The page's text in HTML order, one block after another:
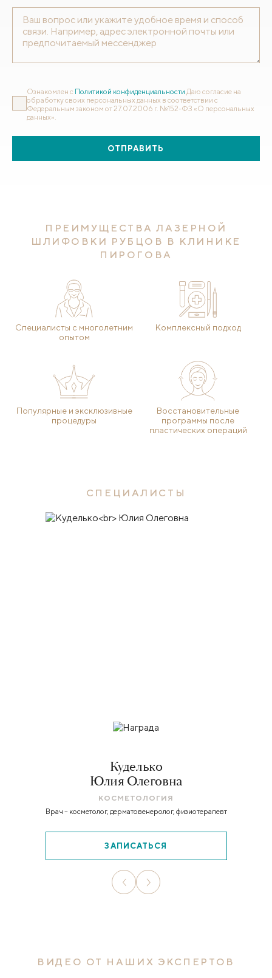
Ознакомлен с Политикой конфиденциальности Даю согласие на
обработку своих персональных данных в соответствии с
Федеральным законом от 27.07.2006 г. №152-ФЗ «О персональных
данных».
ОТПРАВИТЬ
ПРЕИМУЩЕСТВА ЛАЗЕРНОЙ
ШЛИФОВКИ РУБЦОВ В КЛИНИКЕ
ПИРОГОВА
Специалисты с многолетним
опытом
Комплексный подход
Популярные и эксклюзивные
процедуры
Восстановительные
программы после
пластических операций
СПЕЦИАЛИСТЫ
Куделько
Юлия Олеговна
КОСМЕТОЛОГИЯ
Врач – косметолог, дерматовенеролог, физиотерапевт
ЗАПИСАТЬСЯ
ВИДЕО ОТ НАШИХ ЭКСПЕРТОВ